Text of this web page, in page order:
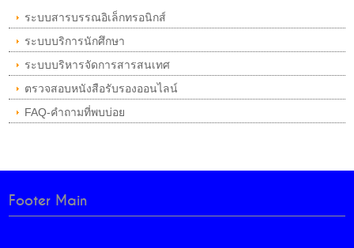
ระบบสารบรรณอิเล็กทรอนิกส์
ระบบบริการนักศึกษา
ระบบบริหารจัดการสารสนเทศ
ตรวจสอบหนังสือรับรองออนไลน์
FAQ-คำถามที่พบบ่อย
Footer Main